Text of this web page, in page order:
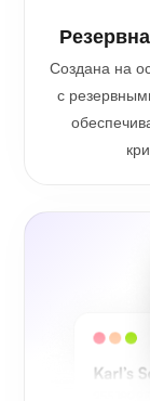
Создана на
с